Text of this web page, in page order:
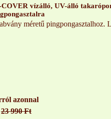
COVER vízálló, UV-álló
méretű pingpongasztalhoz.
azonnal
23 990 Ft